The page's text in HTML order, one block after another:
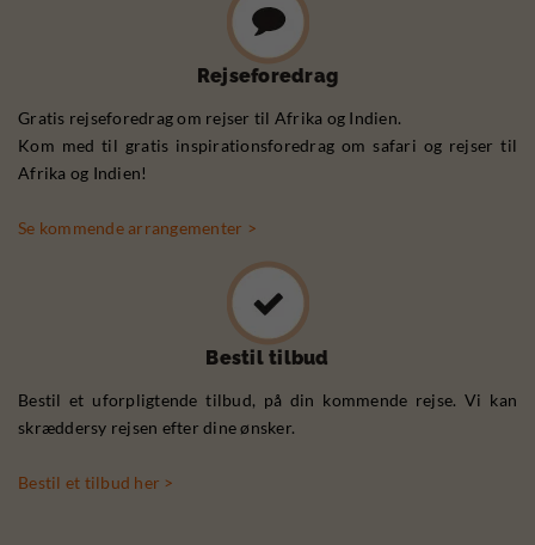
Rejseforedrag
Gratis rejseforedrag om rejser til Afrika og Indien.
Kom med til gratis inspirationsforedrag om safari og rejser til
Afrika og Indien!
Se kommende arrangementer >
Bestil tilbud
Bestil et uforpligtende tilbud, på din kommende rejse. Vi kan
skræddersy rejsen efter dine ønsker.
Bestil et tilbud her >